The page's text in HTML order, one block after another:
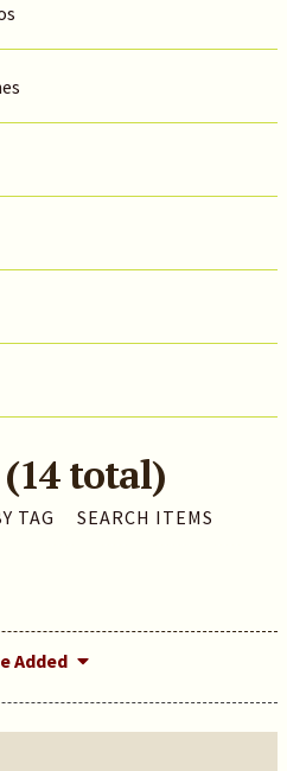
total)
TAG SEARCH ITEMS
Added